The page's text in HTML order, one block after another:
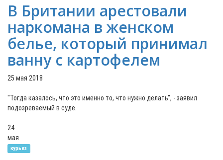
В Британии арестовали
наркомана в женском
белье, который принимал
ванну с картофелем
25 мая 2018
"Тогда казалось, что это именно то, что нужно делать", - заявил
подозреваемый в суде.
24
мая
курьез